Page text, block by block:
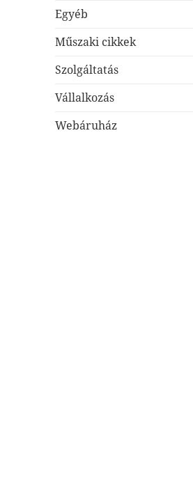
Egyéb
Műszaki cikkek
Szolgáltatás
Vállalkozás
Webáruház